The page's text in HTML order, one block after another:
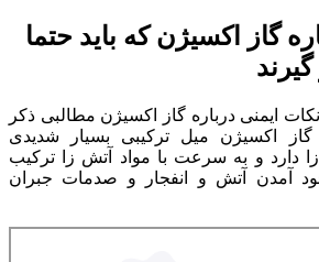
گاز اکسیژن که باید حتما
ایمنی درباره گاز اکسیژن مطالبی ذکر
گاز اکسیژن میل ترکیبی بسیار شدیدی
دارد و به سرعت با مواد آتش زا ترکیب
آمدن آتش و انفجار و صدمات جبران